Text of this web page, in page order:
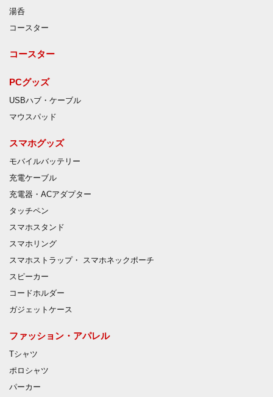
湯呑
コースター
コースター
PCグッズ
USBハブ・ケーブル
マウスパッド
スマホグッズ
モバイルバッテリー
充電ケーブル
充電器・ACアダプター
タッチペン
スマホスタンド
スマホリング
スマホストラップ・ スマホネックポーチ
スピーカー
コードホルダー
ガジェットケース
ファッション・アパレル
Tシャツ
ポロシャツ
パーカー